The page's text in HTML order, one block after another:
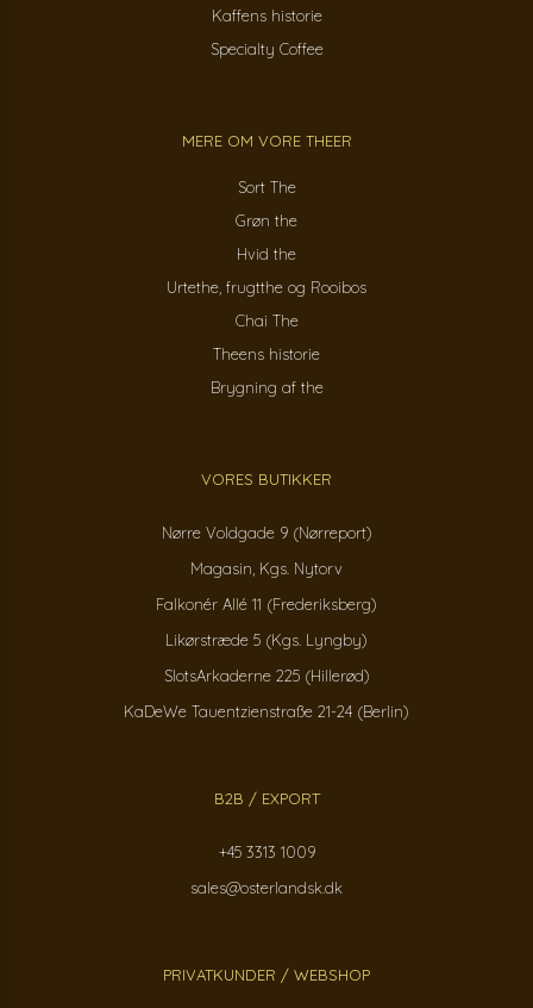
Kaffens historie
Specialty Coffee
MERE OM VORE THEER
Sort The
Grøn the
Hvid the
Urtethe, frugtthe og Rooibos
Chai The
Theens historie
Brygning af the
VORES BUTIKKER
Nørre Voldgade 9 (Nørreport)
Magasin, Kgs. Nytorv
Falkonér Allé 11 (Frederiksberg)
Likørstræde 5 (Kgs. Lyngby)
SlotsArkaderne 225 (Hillerød)
KaDeWe Tauentzienstraße 21-24 (Berlin)
B2B / EXPORT
+45 3313 1009
sales@osterlandsk.dk
PRIVATKUNDER / WEBSHOP